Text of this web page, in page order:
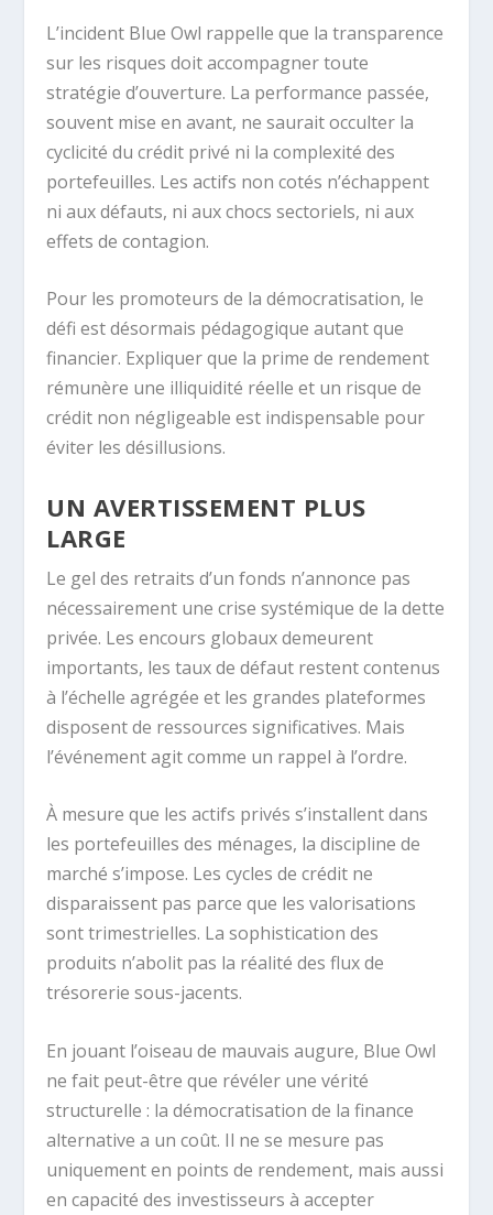
L’incident Blue Owl rappelle que la transparence
sur les risques doit accompagner toute
stratégie d’ouverture. La performance passée,
souvent mise en avant, ne saurait occulter la
cyclicité du crédit privé ni la complexité des
portefeuilles. Les actifs non cotés n’échappent
ni aux défauts, ni aux chocs sectoriels, ni aux
effets de contagion.
Pour les promoteurs de la démocratisation, le
défi est désormais pédagogique autant que
financier. Expliquer que la prime de rendement
rémunère une illiquidité réelle et un risque de
crédit non négligeable est indispensable pour
éviter les désillusions.
UN AVERTISSEMENT PLUS
LARGE
Le gel des retraits d’un fonds n’annonce pas
nécessairement une crise systémique de la dette
privée. Les encours globaux demeurent
importants, les taux de défaut restent contenus
à l’échelle agrégée et les grandes plateformes
disposent de ressources significatives. Mais
l’événement agit comme un rappel à l’ordre.
À mesure que les actifs privés s’installent dans
les portefeuilles des ménages, la discipline de
marché s’impose. Les cycles de crédit ne
disparaissent pas parce que les valorisations
sont trimestrielles. La sophistication des
produits n’abolit pas la réalité des flux de
trésorerie sous-jacents.
En jouant l’oiseau de mauvais augure, Blue Owl
ne fait peut-être que révéler une vérité
structurelle : la démocratisation de la finance
alternative a un coût. Il ne se mesure pas
uniquement en points de rendement, mais aussi
en capacité des investisseurs à accepter